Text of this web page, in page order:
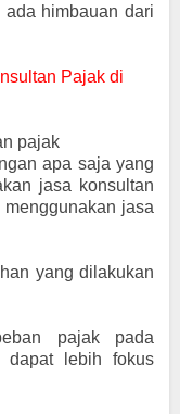
himbauan dari
Pajak di
pajak
apa saja yang
jasa konsultan
jasa
yang dilakukan
pajak pada
dapat lebih fokus